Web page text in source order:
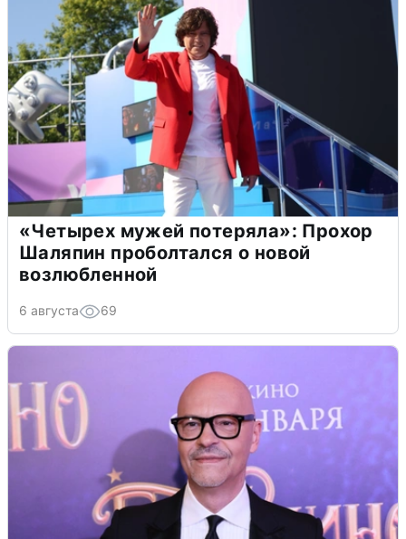
«Четырех мужей потеряла»: Прохор
Шаляпин проболтался о новой
возлюбленной
6 августа 69